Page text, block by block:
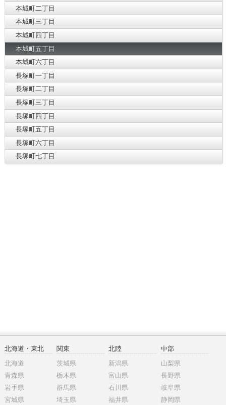
本城町二丁目
本城町三丁目
本城町四丁目
本城町五丁目
本城町六丁目
長塚町一丁目
長塚町二丁目
長塚町三丁目
長塚町四丁目
長塚町五丁目
長塚町六丁目
長塚町七丁目
北海道・東北
北海道
青森県
岩手県
宮城県
関東
茨城県
栃木県
群馬県
埼玉県
北陸
新潟県
富山県
石川県
福井県
中部
山梨県
長野県
岐阜県
静岡県